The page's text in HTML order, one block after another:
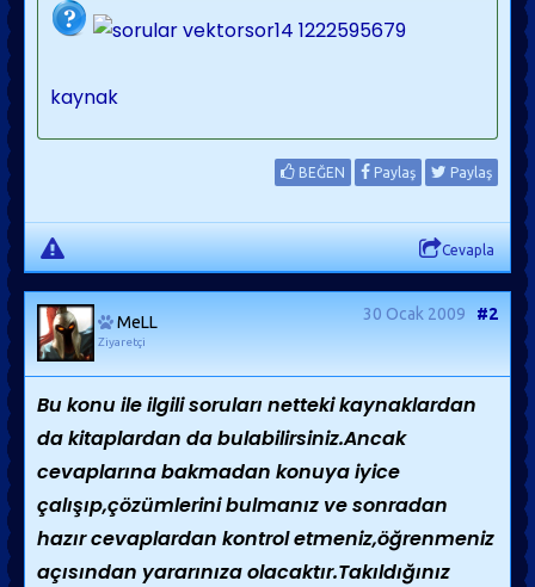
kaynak
BEĞEN Paylaş Paylaş
Cevapla
MeLL
Ziyaretçi
30 Ocak 2009 #2
Bu konu ile ilgili soruları netteki kaynaklardan
da kitaplardan da bulabilirsiniz.Ancak
cevaplarına bakmadan konuya iyice
çalışıp,çözümlerini bulmanız ve sonradan
hazır cevaplardan kontrol etmeniz,öğrenmeniz
açısından yararınıza olacaktır.Takıldığınız